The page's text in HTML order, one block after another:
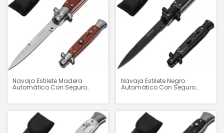
Navaja Estilete Madera
Automático Con Seguro
Navaja Estilete Negro
Automático Con Seguro